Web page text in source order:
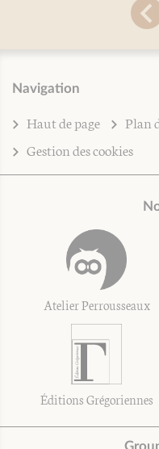
Navigation
Haut de page Plan
Gestion des cookies
Atelier Perrousseaux
Éditions Grégoriennes